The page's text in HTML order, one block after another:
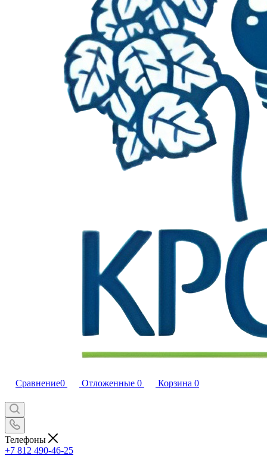
Сравнение0 Отложенные 0 Корзина 0
Телефоны
+7 812 490-46-25